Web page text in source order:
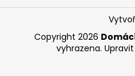
Copyright 2026
vyhrazena.